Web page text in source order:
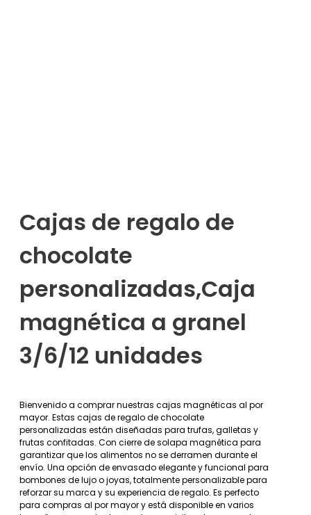
Cajas de regalo de
chocolate
personalizadas,Caja
magnética a granel
3/6/12 unidades
Bienvenido a comprar nuestras cajas magnéticas al por
mayor. Estas cajas de regalo de chocolate
personalizadas están diseñadas para trufas, galletas y
frutas confitadas. Con cierre de solapa magnética para
garantizar que los alimentos no se derramen durante el
envío. Una opción de envasado elegante y funcional para
bombones de lujo o joyas, totalmente personalizable para
reforzar su marca y su experiencia de regalo. Es perfecto
para compras al por mayor y está disponible en varios